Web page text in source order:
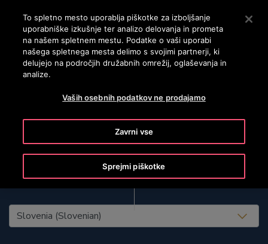
Pritisnite Enter, da preskočite na glavno vsebino
ISKANJE
United States (EN)
To spletno mesto uporablja piškotke za izboljšanje
uporabniške izkušnje ter analizo delovanja in prometa
na našem spletnem mestu. Podatke o vaši uporabi
našega spletnega mesta delimo s svojimi partnerji, ki
delujejo na področjih družabnih omrežij, oglaševanja in
analize.
Vaših osebnih podatkov ne prodajamo
Zavrni vse
Sprejmi piškotke